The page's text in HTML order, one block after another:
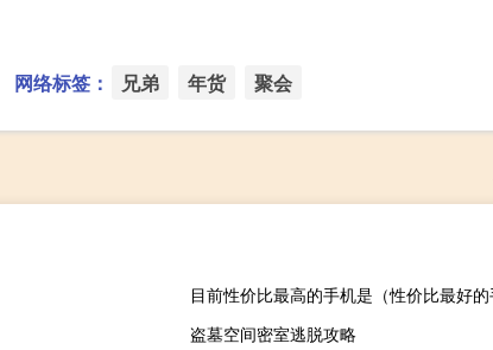
网络标签： 兄弟 年货 聚会
盗墓空间密室逃脱攻略